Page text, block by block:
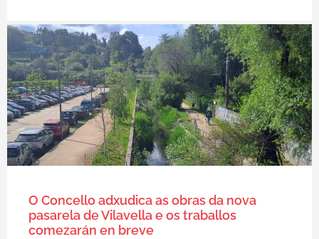
O Concello adxudica as obras da nova
pasarela de Vilavella e os traballos
comezarán en breve